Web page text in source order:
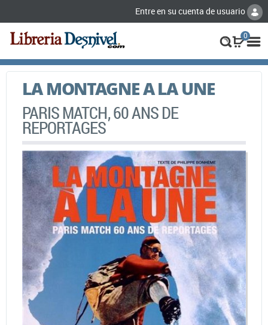
Entre en su cuenta de usuario
0
LA MONTAGNE A LA UNE
PARIS MATCH, 60 ANS DE
REPORTAGES